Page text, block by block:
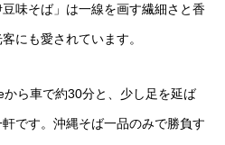
味そば」は一線を画す繊細さと香
にも愛されています。
ら車で約30分と、少し足を延ば
です。沖縄そば一品のみで勝負す